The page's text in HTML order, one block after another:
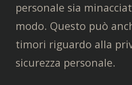
personale sia
modo. Questo può
timori riguardo alla
sicurezza personale.